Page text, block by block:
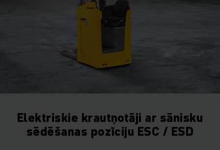
Elektriskie krautņotāji ar sānisku
sēdēšanas pozīciju ESC / ESD